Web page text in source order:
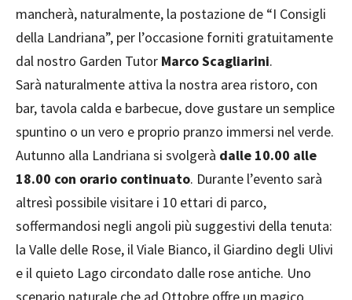
mancherà, naturalmente, la postazione de “I Consigli
della Landriana”, per l’occasione forniti gratuitamente
dal nostro Garden Tutor Marco Scagliarini.
Sarà naturalmente attiva la nostra area ristoro, con
bar, tavola calda e barbecue, dove gustare un semplice
spuntino o un vero e proprio pranzo immersi nel verde.
Autunno alla Landriana si svolgerà dalle 10.00 alle
18.00 con orario continuato. Durante l’evento sarà
altresì possibile visitare i 10 ettari di parco,
soffermandosi negli angoli più suggestivi della tenuta:
la Valle delle Rose, il Viale Bianco, il Giardino degli Ulivi
e il quieto Lago circondato dalle rose antiche. Uno
scenario naturale che ad Ottobre offre un magico